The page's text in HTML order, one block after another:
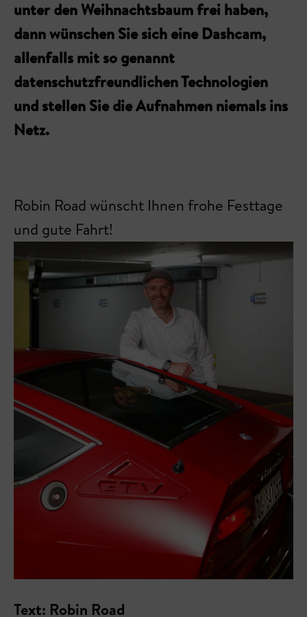
unter den Weihnachtsbaum frei haben,
dann wünschen Sie sich eine Dashcam,
allenfalls mit so genannt
datenschutzfreundlichen Technologien
und stellen Sie die Aufnahmen niemals ins
Netz.
Robin Road wünscht Ihnen frohe Festtage
und gute Fahrt!
Text: Robin Road